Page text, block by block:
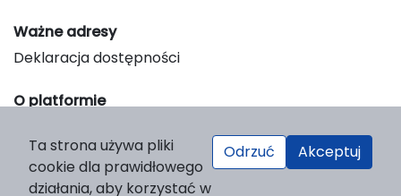
Ważne adresy
Deklaracja dostępności
O platformie
Support & Customization by LIBCOM
Platform & Workflow by OJS/PKP
Ta strona używa pliki
cookie dla prawidłowego
działania, aby korzystać w
Odrzuć Akceptuj